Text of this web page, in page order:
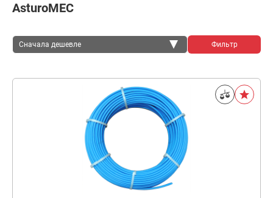
AsturoMEC
Сначала дешевле Фильтр